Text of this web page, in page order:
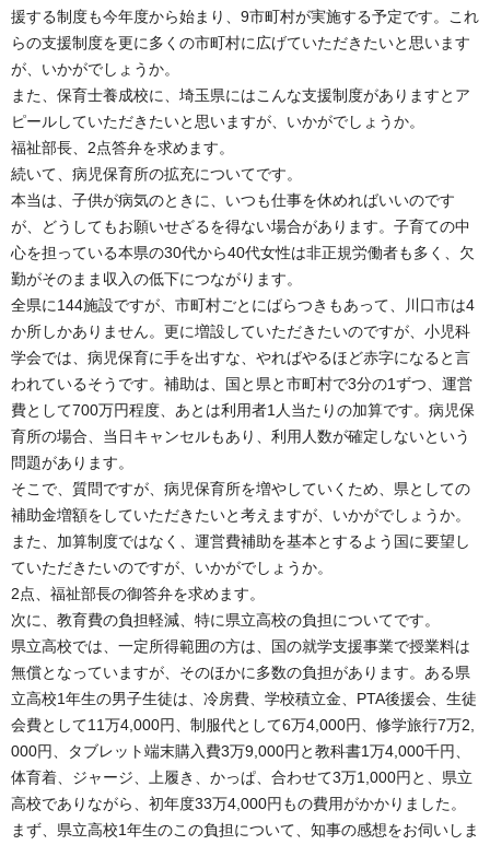
援する制度も今年度から始まり、9市町村が実施する予定です。これ
らの支援制度を更に多くの市町村に広げていただきたいと思います
が、いかがでしょうか。
また、保育士養成校に、埼玉県にはこんな支援制度がありますとア
ピールしていただきたいと思いますが、いかがでしょうか。
福祉部長、2点答弁を求めます。
続いて、病児保育所の拡充についてです。
本当は、子供が病気のときに、いつも仕事を休めればいいのです
が、どうしてもお願いせざるを得ない場合があります。子育ての中
心を担っている本県の30代から40代女性は非正規労働者も多く、欠
勤がそのまま収入の低下につながります。
全県に144施設ですが、市町村ごとにばらつきもあって、川口市は4
か所しかありません。更に増設していただきたいのですが、小児科
学会では、病児保育に手を出すな、やればやるほど赤字になると言
われているそうです。補助は、国と県と市町村で3分の1ずつ、運営
費として700万円程度、あとは利用者1人当たりの加算です。病児保
育所の場合、当日キャンセルもあり、利用人数が確定しないという
問題があります。
そこで、質問ですが、病児保育所を増やしていくため、県としての
補助金増額をしていただきたいと考えますが、いかがでしょうか。
また、加算制度ではなく、運営費補助を基本とするよう国に要望し
ていただきたいのですが、いかがでしょうか。
2点、福祉部長の御答弁を求めます。
次に、教育費の負担軽減、特に県立高校の負担についてです。
県立高校では、一定所得範囲の方は、国の就学支援事業で授業料は
無償となっていますが、そのほかに多数の負担があります。ある県
立高校1年生の男子生徒は、冷房費、学校積立金、PTA後援会、生徒
会費として11万4,000円、制服代として6万4,000円、修学旅行7万2,
000円、タブレット端末購入費3万9,000円と教科書1万4,000千円、
体育着、ジャージ、上履き、かっぱ、合わせて3万1,000円と、県立
高校でありながら、初年度33万4,000円もの費用がかかりました。
まず、県立高校1年生のこの負担について、知事の感想をお伺いしま